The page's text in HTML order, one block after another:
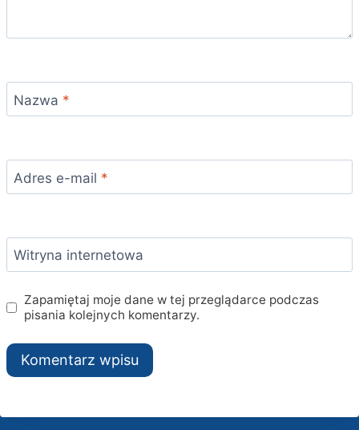
Nazwa *
Adres e-mail *
Witryna internetowa
Zapamiętaj moje dane w tej przeglądarce podczas
pisania kolejnych komentarzy.